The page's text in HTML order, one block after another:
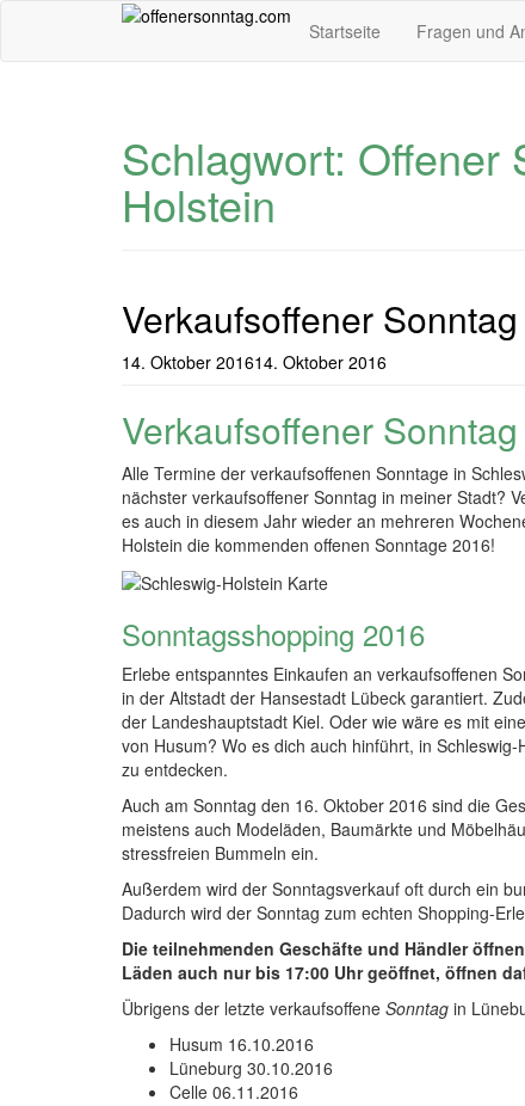
main
Startseite Fragen und
Schlagwort: Offener
Holstein
Verkaufsoffener
14. Oktober 201614. Oktober 2016
Verkaufsoffener
Alle Termine der verkaufsoffenen Sonntage in
nächster verkaufsoffener Sonntag in meiner Stadt?
es auch in diesem Jahr wieder an mehreren
Holstein die kommenden offenen Sonntage 2016!
Sonntagsshopping 2016
Erlebe entspanntes Einkaufen an verkaufsoffenen
in der Altstadt der Hansestadt Lübeck garantiert.
der Landeshauptstadt Kiel. Oder wie wäre es mit
von Husum? Wo es dich auch hinführt, in
zu entdecken.
Auch am Sonntag den 16. Oktober 2016 sind die
meistens auch Modeläden, Baumärkte und
stressfreien Bummeln ein.
Außerdem wird der Sonntagsverkauf oft durch ein
Dadurch wird der Sonntag zum echten Shopping-
Die teilnehmenden Geschäfte und Händler
Läden auch nur bis 17:00 Uhr geöffnet, öffnen
Übrigens der letzte verkaufsoffene Sonntag in
Husum 16.10.2016
Lüneburg 30.10.2016
Celle 06.11.2016